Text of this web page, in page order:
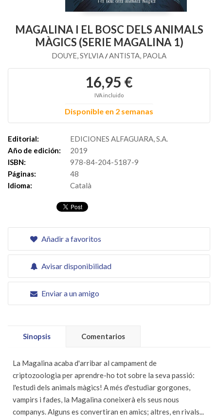
MAGALINA I EL BOSC DELS ANIMALS
MÀGICS (SERIE MAGALINA 1)
DOUYE, SYLVIA/ANTISTA, PAOLA
16,95 €
IVA incluido
Disponible en 2 semanas
Editorial:
EDICIONES ALFAGUARA, S.A.
Año de edición:
2019
ISBN:
978-84-204-5187-9
Páginas:
48
Idioma:
Català
Añadir a favoritos
Avisar disponibilidad
Enviar a un amigo
Sinopsis Comentarios
La Magalina acaba d'arribar al campament de
criptozoologia per aprendre-ho tot sobre la seva passió:
l'estudi dels animals màgics! A més d'estudiar gorgones,
vampirs i fades, la Magalina coneixerà els seus nous
companys. Alguns es convertiran en amics; altres, en rivals...